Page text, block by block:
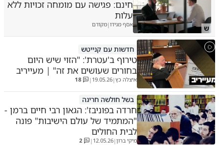
ש
חינם: פגישה עם מומחה זכויות ללא
עלות
אסף מגידו|מקודם
חדשות עם קנייטש
טירוף ב'עטרת': "הזוי שיש היום
בחורים שעושים את זה" | מעייריב
איצלה כץ|
19.05.26
|
18
בשל חולשה חריגה
חרדה בפוניבז': הגאון רבי חיים ברמן -
"המתמיד של עולם הישיבות" פונה
לבית החולים
מיקי ברון|
12.05.26
|
2